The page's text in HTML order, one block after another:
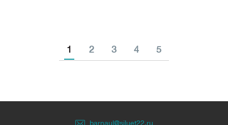
1 2 3 4 5
barnaul@siluet22.ru